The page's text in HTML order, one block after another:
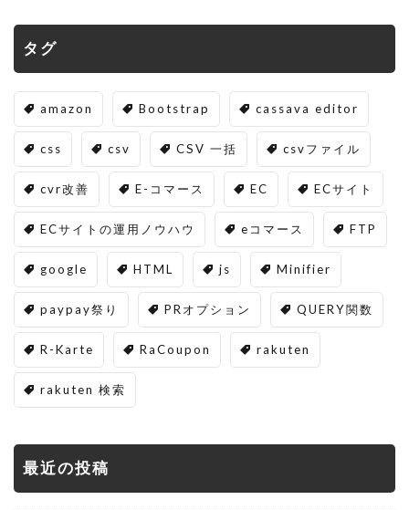
タグ
amazon Bootstrap cassava editor
css csv CSV 一括 csvファイル
cvr改善 E-コマース EC ECサイト
ECサイトの運用ノウハウ eコマース FTP
google HTML js Minifier
paypay祭り PRオプション QUERY関数
R-Karte RaCoupon rakuten
rakuten 検索
最近の投稿